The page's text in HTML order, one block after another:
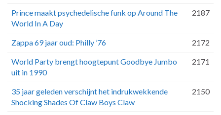
Prince maakt psychedelische funk op Around The
World In A Day
2187
Zappa 69 jaar oud: Philly ’76 2172
World Party brengt hoogtepunt Goodbye Jumbo
uit in 1990
2171
35 jaar geleden verschijnt het indrukwekkende
Shocking Shades Of Claw Boys Claw
2150